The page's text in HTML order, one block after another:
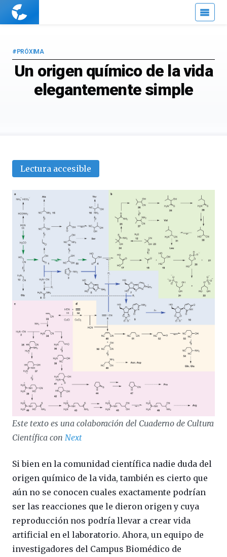
Cuaderno
Un origen químico de la vida
elegantemente simple
#PRÓXIMA
Lectura accesible
Este texto es una colaboración del Cuaderno de Cultura
Científica con Next
Si bien en la comunidad científica nadie duda del
origen químico de la vida, también es cierto que
aún no se conocen cuales exactamente podrían
ser las reacciones que le dieron origen y cuya
reproducción nos podría llevar a crear vida
artificial en el laboratorio. Ahora, un equipo de
investigadores del Campus Biomédico de